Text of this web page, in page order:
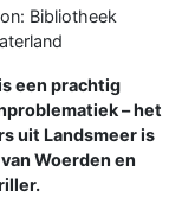
Bibliotheek
een prachtig
– het
uit Landsmeer is
Woerden en